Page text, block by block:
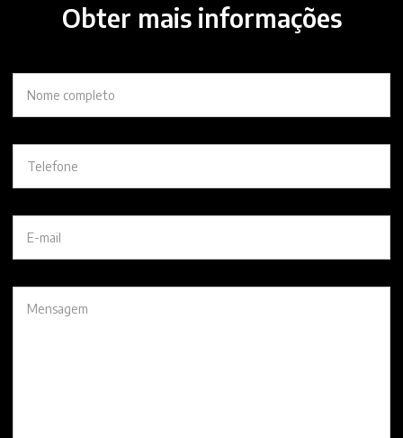
Obter mais informações